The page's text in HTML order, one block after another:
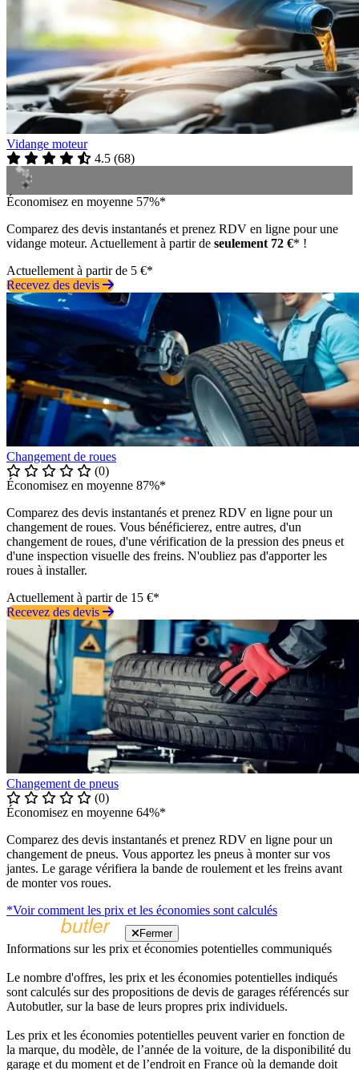
Vidange moteur
4.5 (68)
Économisez en moyenne 57%*
Comparez des devis instantanés et prenez RDV en ligne pour une
vidange moteur. Actuellement à partir de seulement 72 €* !
Actuellement à partir de 5 €*
Recevez des devis
Changement de roues
(0)
Économisez en moyenne 87%*
Comparez des devis instantanés et prenez RDV en ligne pour un
changement de roues. Vous bénéficierez, entre autres, d'un
changement de roues, d'une vérification de la pression des pneus et
d'une inspection visuelle des freins. N'oubliez pas d'apporter les
roues à installer.
Actuellement à partir de 15 €*
Recevez des devis
Changement de pneus
(0)
Économisez en moyenne 64%*
Comparez des devis instantanés et prenez RDV en ligne pour un
changement de pneus. Vous apportez les pneus à monter sur vos
jantes. Le garage vérifiera la bande de roulement et les freins avant
de monter vos roues.
*Voir comment les prix et les économies sont calculés
Fermer
Informations sur les prix et économies potentielles communiqués
Le nombre d'offres, les prix et les économies potentielles indiqués
sont calculés sur des propositions de devis de garages référencés sur
Autobutler, sur la base de leurs propres prix individuels.
Les prix et les économies potentielles peuvent varier en fonction de
la marque, du modèle, de l’année de la voiture, de la disponibilité du
garage et du moment et de l’endroit en France où la demande doit